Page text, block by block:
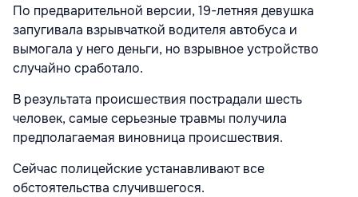
По предварительной версии, 19-летняя девушка
запугивала взрывчаткой водителя автобуса и
вымогала у него деньги, но взрывное устройство
случайно сработало.
В результата происшествия пострадали шесть
человек, самые серьезные травмы получила
предполагаемая виновница происшествия.
Сейчас полицейские устанавливают все
обстоятельства случившегося.